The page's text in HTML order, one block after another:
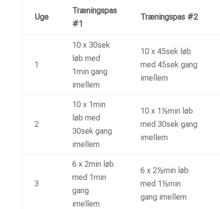
Uge
Træningspas
#1
Træningspas #2
1
10 x 30sek
løb med
1min gang
imellem
10 x 45sek løb
med 45sek gang
imellem
2
10 x 1min
løb med
30sek gang
imellem
10 x 1½min løb
med 30sek gang
imellem
3
6 x 2min løb
med 1min
gang
imellem
6 x 2½min løb
med 1½min
gang imellem